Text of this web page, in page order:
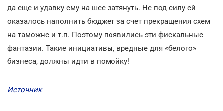
да еще и удавку ему на шее затянуть. Не под силу ей
оказалось наполнить бюджет за счет прекращения схем
на таможне и т.п. Поэтому появились эти фискальные
фантазии. Такие инициативы, вредные для «белого»
бизнеса, должны идти в помойку!
Источник